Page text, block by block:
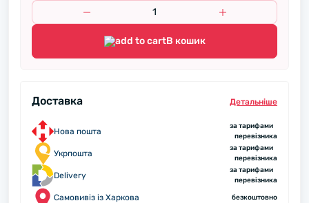
В кошик
Доставка Детальнiше
Нова пошта
за тарифами
перевізника
Укрпошта
за тарифами
перевізника
Delivery
за тарифами
перевізника
Самовивіз із Харкова безкоштовно